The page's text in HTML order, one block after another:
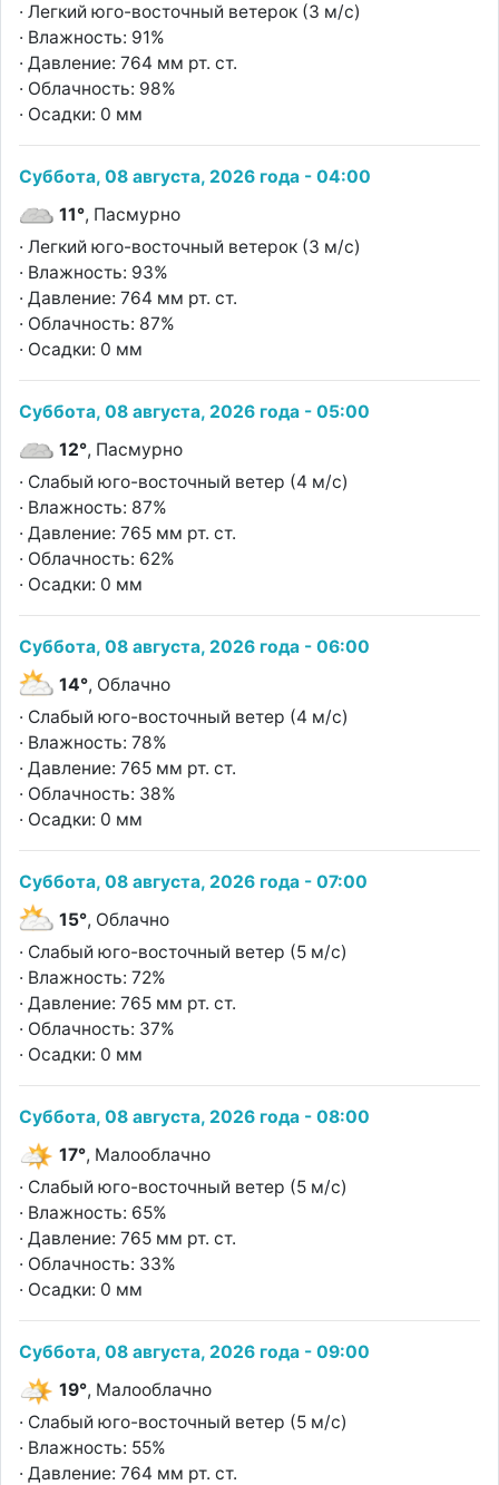
· Легкий юго-восточный ветерок (3 м/с)
· Влажность: 91%
· Давление: 764 мм рт. ст.
· Облачность: 98%
· Осадки: 0 мм
Суббота, 08 августа, 2026 года - 04:00
11°, Пасмурно
· Легкий юго-восточный ветерок (3 м/с)
· Влажность: 93%
· Давление: 764 мм рт. ст.
· Облачность: 87%
· Осадки: 0 мм
Суббота, 08 августа, 2026 года - 05:00
12°, Пасмурно
· Слабый юго-восточный ветер (4 м/с)
· Влажность: 87%
· Давление: 765 мм рт. ст.
· Облачность: 62%
· Осадки: 0 мм
Суббота, 08 августа, 2026 года - 06:00
14°, Облачно
· Слабый юго-восточный ветер (4 м/с)
· Влажность: 78%
· Давление: 765 мм рт. ст.
· Облачность: 38%
· Осадки: 0 мм
Суббота, 08 августа, 2026 года - 07:00
15°, Облачно
· Слабый юго-восточный ветер (5 м/с)
· Влажность: 72%
· Давление: 765 мм рт. ст.
· Облачность: 37%
· Осадки: 0 мм
Суббота, 08 августа, 2026 года - 08:00
17°, Малооблачно
· Слабый юго-восточный ветер (5 м/с)
· Влажность: 65%
· Давление: 765 мм рт. ст.
· Облачность: 33%
· Осадки: 0 мм
Суббота, 08 августа, 2026 года - 09:00
19°, Малооблачно
· Слабый юго-восточный ветер (5 м/с)
· Влажность: 55%
· Давление: 764 мм рт. ст.